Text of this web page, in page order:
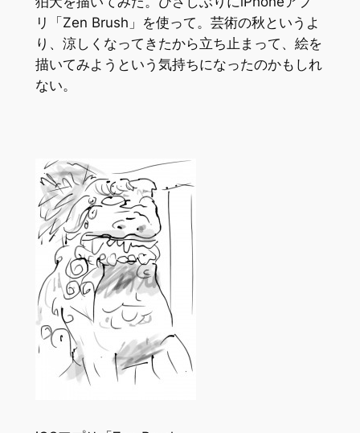
リ「Zen Brush」を使って。芸術の秋というよ
り、涼しくなってきたから立ち止まって、絵を
描いてみようという気持ちになったのかもしれ
ない。